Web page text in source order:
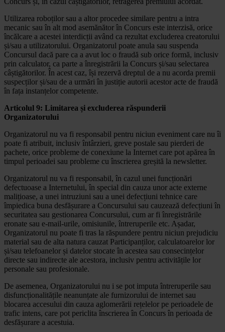
Utilizarea roboților sau a altor procedee similare pentru a intra
mecanic sau în alt mod asemănător în Concurs este interzisă, orice
încălcare a acestei interdicții având ca rezultat excluderea creatorului
și/sau a utilizatorului. Organizatorul poate anula sau suspenda
Concursul dacă pare ca a avut loc o fraudă sub orice formă, inclusiv
prin calculator, ca parte a înregistrării la Concurs și/sau selectarea
câștigătorilor. În acest caz, își rezervă dreptul de a nu acorda premii
suspecților și/sau de a urmări în justiție autorii acestor acte de fraudă
în fața instanțelor competente.
Articolul 9: Limitarea și excluderea răspunderii
Organizatorului
Organizatorul nu va fi responsabil pentru niciun eveniment care nu îi
poate fi atribuit, inclusiv întârzieri, greve postale sau pierderi de
pachete, orice probleme de conexiune la Internet care pot apărea în
timpul perioadei sau probleme cu înscrierea greșită la newsletter.
Organizatorul nu va fi responsabil, în cazul unei funcționări
defectuoase a Internetului, în special din cauza unor acte externe
malițioase, a unei intruziuni sau a unei defecțiuni tehnice care
împiedica buna desfășurare a Concursului sau cauzează defecțiuni în
securitatea sau gestionarea Concursului, cum ar fi înregistrările
eronate sau e-mail-urile, omisiunile, întreruperile etc. Așadar,
Organizatorul nu poate fi tras la răspundere pentru niciun prejudiciu
material sau de alta natura cauzat Participanților, calculatoarelor lor
și/sau telefoanelor și datelor stocate în acestea sau consecințelor
directe sau indirecte ale acestora, inclusiv pentru activitățile lor
personale sau profesionale.
De asemenea, Organizatorului nu i se pot imputa întreruperile sau
disfuncționalitățile neanunțate ale furnizorului de internet sau
blocarea accesului din cauza aglomerării rețelelor pe perioadele de
trafic intens, care pot periclita înscrierea în Concurs în perioada de
desfășurare a acestuia.